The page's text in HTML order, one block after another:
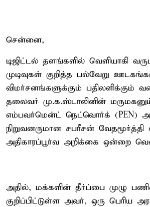
சென்னை,
டிஜிட்டல் தளங்களில் வெளியாகி
முடிவுகள் குறித்த பல்வேறு
விமர்சனங்களுக்கும் பதிலளிக்கும்
தலைவர் மு.க.ஸ்டாலினின்
எம்பவர்மென்ட் நெட்வொர்க் (PEN)
நிறுவனருமான சபரீசன் வேதமூர்த்தி
அதிகாரப்பூர்வ அறிக்கை ஒன்றை
அதில், மக்களின் தீர்ப்பை முழு
குறிப்பிட்டுள்ள அவர், ஒரு பெரிய